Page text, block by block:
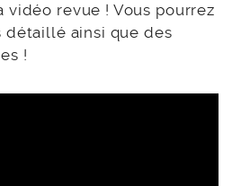
revue ! Vous pourrez
détaillé ainsi que des
!